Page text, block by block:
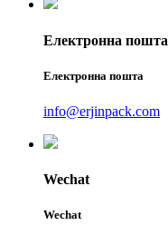
Електронна пошта
Електронна пошта
info@erjinpack.com
Wechat
Wechat